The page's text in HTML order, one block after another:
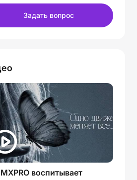
Задать вопрос
воспитывает